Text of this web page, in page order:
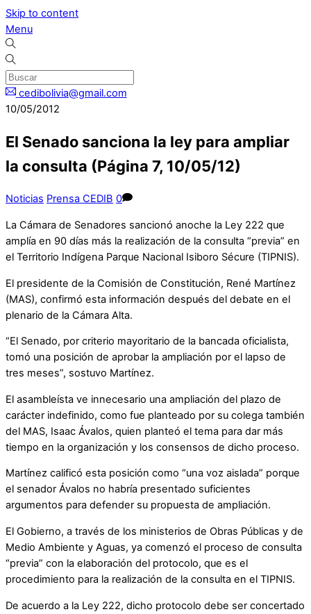
Skip to content
Menu
cedibolivia@gmail.com
10/05/2012
El Senado sanciona la ley para ampliar
la consulta (Página 7, 10/05/12)
Noticias Prensa CEDIB 0
La Cámara de Senadores sancionó anoche la Ley 222 que
amplía en 90 días más la realización de la consulta “previa” en
el Territorio Indígena Parque Nacional Isiboro Sécure (TIPNIS).
El presidente de la Comisión de Constitución, René Martínez
(MAS), confirmó esta información después del debate en el
plenario de la Cámara Alta.
“El Senado, por criterio mayoritario de la bancada oficialista,
tomó una posición de aprobar la ampliación por el lapso de
tres meses”, sostuvo Martínez.
El asambleísta ve innecesario una ampliación del plazo de
carácter indefinido, como fue planteado por su colega también
del MAS, Isaac Ávalos, quien planteó el tema para dar más
tiempo en la organización y los consensos de dicho proceso.
Martínez calificó esta posición como “una voz aislada” porque
el senador Ávalos no habría presentado suficientes
argumentos para defender su propuesta de ampliación.
El Gobierno, a través de los ministerios de Obras Públicas y de
Medio Ambiente y Aguas, ya comenzó el proceso de consulta
“previa” con la elaboración del protocolo, que es el
procedimiento para la realización de la consulta en el TIPNIS.
De acuerdo a la Ley 222, dicho protocolo debe ser concertado